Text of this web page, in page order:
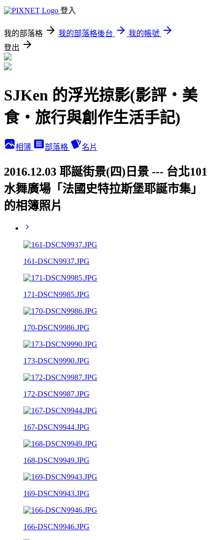
登入
我的部落格 我的部落格後台
我的帳號
登出
SJKen 的浮光掠影(影評‧美
食‧旅行與創作生活手記)
相簿 部落格 名片
2016.12.03 耶誕街景(四)日景 --- 台北101
水舞廣場「法國史特拉斯堡耶誕市集」
的相簿照片
161-DSCN9937.JPG
171-DSCN9985.JPG
170-DSCN9986.JPG
173-DSCN9990.JPG
172-DSCN9987.JPG
167-DSCN9944.JPG
168-DSCN9949.JPG
169-DSCN9943.JPG
166-DSCN9946.JPG